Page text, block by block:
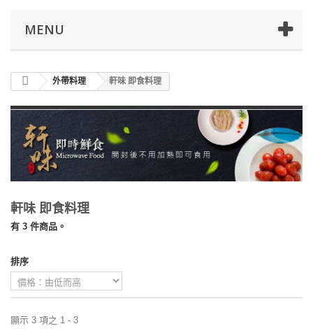
MENU
外帶料理 軒味 即食料理
軒味 即食料理
有 3 件商品。
排序
顯示 3 項之 1 - 3